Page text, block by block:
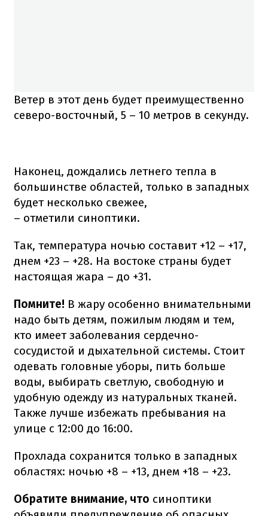
Ветер в этот день будет преимущественно
северо-восточный, 5 – 10 метров в секунду.
Наконец, дождались летнего тепла в
большинстве областей, только в западных
будет несколько свежее,
– отметили синоптики.
Так, температура ночью составит +12 – +17,
днем +23 – +28. На востоке страны будет
настоящая жара – до +31.
Помните! В жару особенно внимательными
надо быть детям, пожилым людям и тем,
кто имеет заболевания сердечно-
сосудистой и дыхательной системы. Стоит
одевать головные уборы, пить больше
воды, выбирать светлую, свободную и
удобную одежду из натуральных тканей.
Также лучше избежать пребывания на
улице с 12:00 до 16:00.
Прохлада сохранится только в западных
областях: ночью +8 – +13, днем +18 – +23.
Обратите внимание, что синоптики